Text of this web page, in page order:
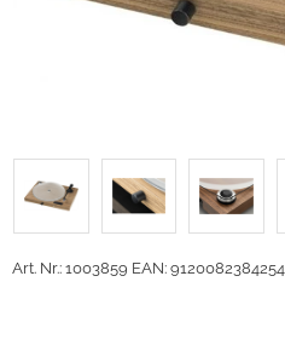
Art. Nr.: 1003859 EAN: 9120082384254